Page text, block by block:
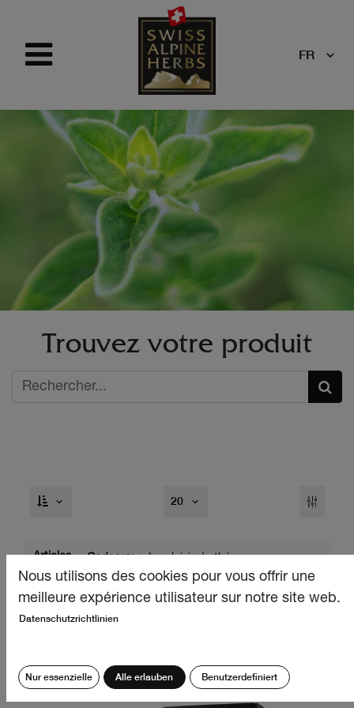
FR
Trouvez votre produit
20
Articles Cadeaux Le plaisir du thé
Nous utilisons des cookies pour vous offrir une
meilleure expérience utilisateur sur notre site web.
Datenschutzrichtlinien
Nur essenzielle Alle erlauben Benutzerdefiniert